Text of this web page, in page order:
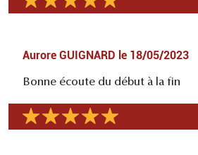
Aurore GUIGNARD le 18/05/2023
Bonne écoute du début à la fin